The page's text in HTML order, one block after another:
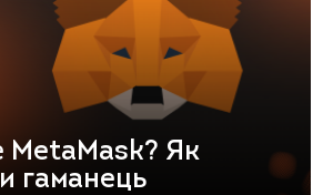
MetaMask? Як
гаманець